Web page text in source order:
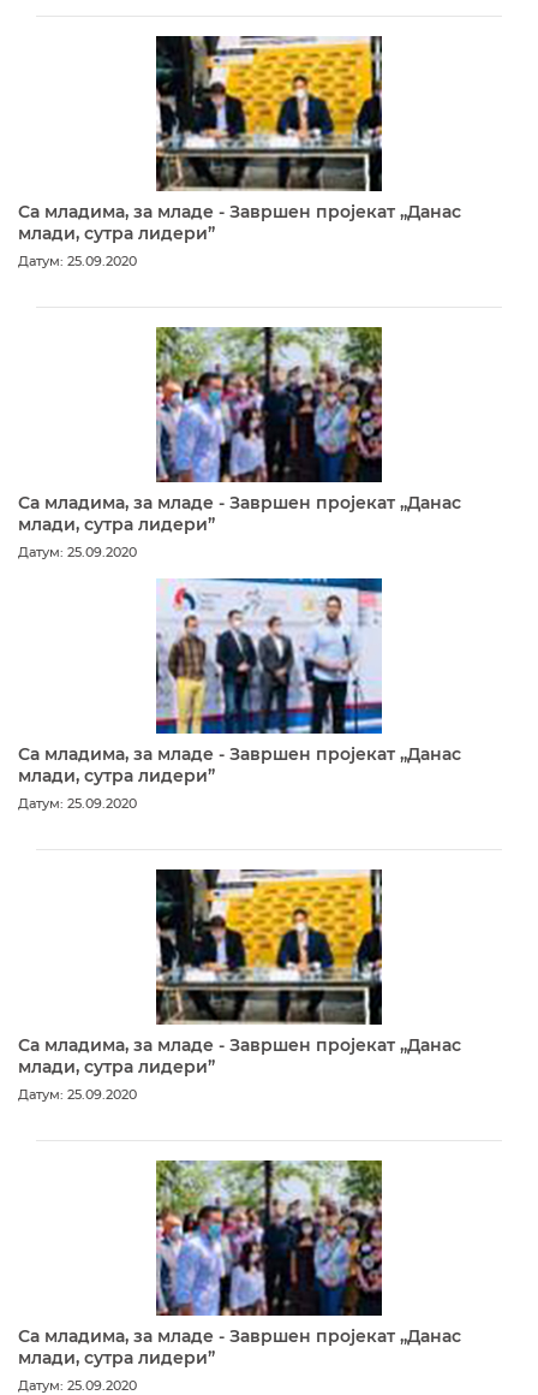
Са младима, за младе - Завршен пројекат „Данас
млади, сутра лидери”
Датум: 25.09.2020
Са младима, за младе - Завршен пројекат „Данас
млади, сутра лидери”
Датум: 25.09.2020
Са младима, за младе - Завршен пројекат „Данас
млади, сутра лидери”
Датум: 25.09.2020
Са младима, за младе - Завршен пројекат „Данас
млади, сутра лидери”
Датум: 25.09.2020
Са младима, за младе - Завршен пројекат „Данас
млади, сутра лидери”
Датум: 25.09.2020